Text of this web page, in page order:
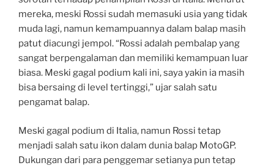
mereka, meski Rossi sudah memasuki usia yang tidak
muda lagi, namun kemampuannya dalam balap masih
patut diacungi jempol. “Rossi adalah pembalap yang
sangat berpengalaman dan memiliki kemampuan luar
biasa. Meski gagal podium kali ini, saya yakin ia masih
bisa bersaing di level tertinggi,” ujar salah satu
pengamat balap.
Meski gagal podium di Italia, namun Rossi tetap
menjadi salah satu ikon dalam dunia balap MotoGP.
Dukungan dari para penggemar setianya pun tetap